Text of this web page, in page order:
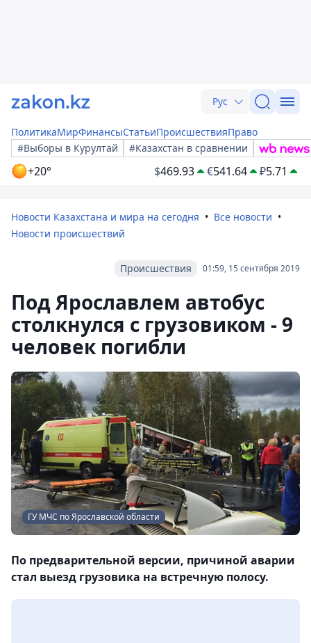
Рус
ПолитикаМирФинансыСтатьиПроисшествияПраво
#Выборы в Курултай
#Казахстан в сравнении
+20° $469.93 €541.64 ₽5.71
Новости Казахстана и мира на сегодня
Все новости
Новости происшествий
01:59, 15 сентября 2019
Происшествия
Под Ярославлем автобус
столкнулся с грузовиком - 9
человек погибли
ГУ МЧС по Ярославской области
По предварительной версии, причиной аварии
стал выезд грузовика на встречную полосу.